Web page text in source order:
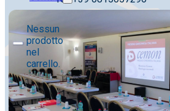
Nessun
prodotto
nel
carrello.